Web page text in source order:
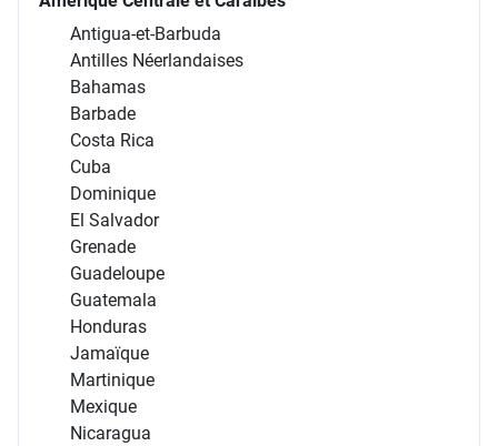
Antigua-et-Barbuda
Antilles Néerlandaises
Bahamas
Barbade
Costa Rica
Cuba
Dominique
El Salvador
Grenade
Guadeloupe
Guatemala
Honduras
Jamaïque
Martinique
Mexique
Nicaragua